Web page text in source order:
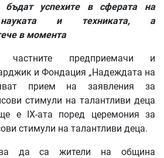
успехите в сферата на
науката и техниката, а
в момента
частните предприемачи и
и Фондация „Надеждата на
прием на заявления за
стимули на талантливи деца
е IX-ата поред церемония за
стимули на талантливи деца.
да са жители на община